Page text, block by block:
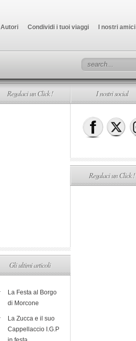
Autori Condividi i tuoi viaggi I nostri amici
Regalaci un Click !
Gli ultimi articoli
La Festa al Borgo
di Morcone
La Zucca e il suo
Cappellaccio I.G.P
I nostri social
Regalaci un Click !